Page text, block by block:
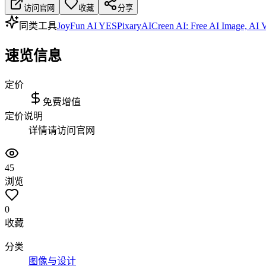
访问官网 收藏 分享
同类工具JoyFun AI YESPixaryAICreen AI: Free AI Image, AI
速览信息
定价
免费增值
定价说明
详情请访问官网
45
浏览
0
收藏
分类
图像与设计